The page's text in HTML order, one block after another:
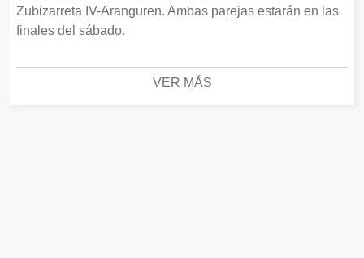
Zubizarreta IV-Aranguren. Ambas parejas estarán en las
finales del sábado.
VER MÁS